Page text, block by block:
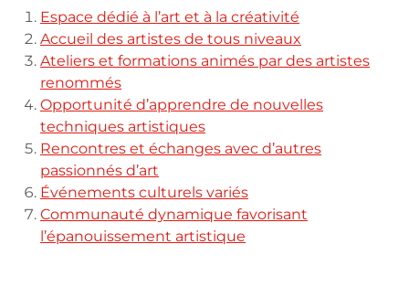
Espace dédié à l’art et à la créativité
Accueil des artistes de tous niveaux
Ateliers et formations animés par des artistes
renommés
Opportunité d’apprendre de nouvelles
techniques artistiques
Rencontres et échanges avec d’autres
passionnés d’art
Événements culturels variés
Communauté dynamique favorisant
l’épanouissement artistique